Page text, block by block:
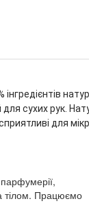
сухих рук.
для
тілом. Працюємо